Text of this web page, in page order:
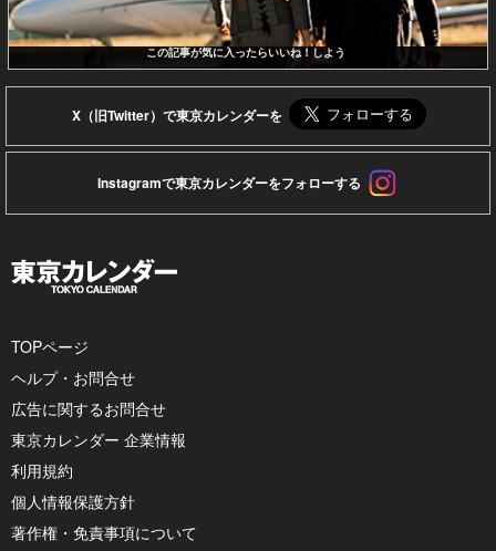
この記事が気に入ったらいいね！しよう
X（旧Twitter）で東京カレンダーを
Instagramで東京カレンダーをフォローする
TOPページ
ヘルプ・お問合せ
広告に関するお問合せ
東京カレンダー 企業情報
利用規約
個人情報保護方針
著作権・免責事項について